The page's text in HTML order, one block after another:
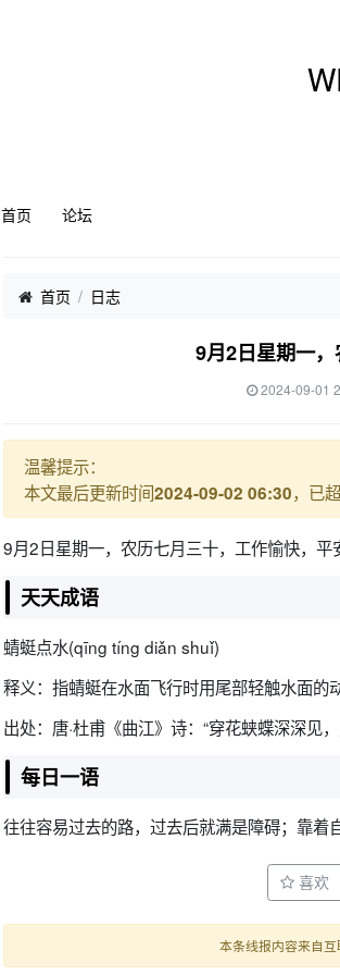
首页 论坛
首页 日志
9月2日星期一
2024-09-01
温馨提示：
本文最后更新时间2024-09-02 06:30，已
9月2日星期一，农历七月三十，工作愉快，平
天天成语
蜻蜓点水(qīng tíng diǎn shuǐ)
释义：指蜻蜓在水面飞行时用尾部轻触水面的
出处：唐·杜甫《曲江》诗：“穿花蛱蝶深深见
每日一语
往往容易过去的路，过去后就满是障碍；靠
喜欢
本条线报内容来自互